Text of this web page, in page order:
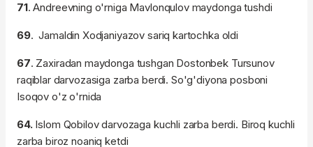
71. Andreevning o'rniga Mavlonqulov maydonga tushdi
69. Jamaldin Xodjaniyazov sariq kartochka oldi
67. Zaxiradan maydonga tushgan Dostonbek Tursunov
raqiblar darvozasiga zarba berdi. So'g'diyona posboni
Isoqov o'z o'rnida
64.Islom Qobilov darvozaga kuchli zarba berdi. Biroq kuchli
zarba biroz noaniq ketdi